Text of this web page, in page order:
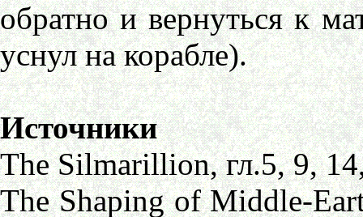
обратно и вернуться к
уснул на корабле).
Источники
The Silmarillion, гл.5, 9,
The Shaping of Middle-